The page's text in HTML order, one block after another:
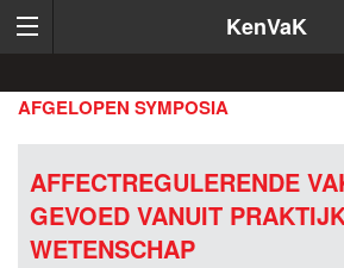
KenVaK
AFGELOPEN SYMPOSIA
AFFECTREGULERENDE
GEVOED VANUIT
WETENSCHAP